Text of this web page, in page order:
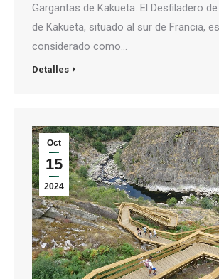
Gargantas de Kakueta. El Desfiladero
de Kakueta, situado al sur de Francia,
considerado como…
Detalles
Oct
15
2024